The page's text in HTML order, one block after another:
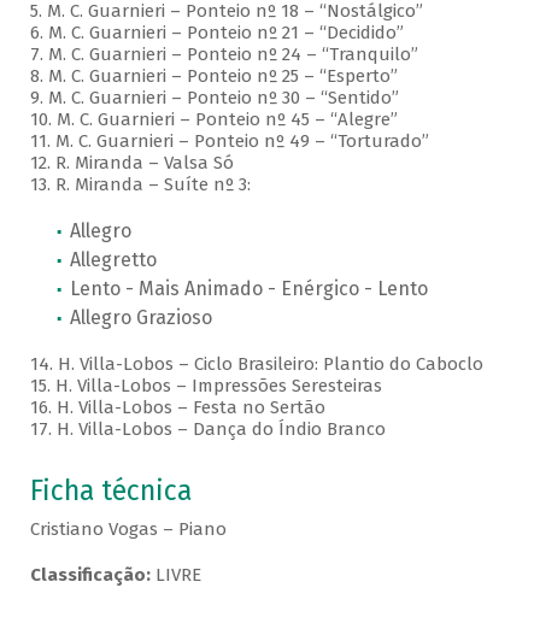
5. M. C. Guarnieri – Ponteio nº 18 – “Nostálgico”
6. M. C. Guarnieri – Ponteio nº 21 – “Decidido”
7. M. C. Guarnieri – Ponteio nº 24 – “Tranquilo”
8. M. C. Guarnieri – Ponteio nº 25 – “Esperto”
9. M. C. Guarnieri – Ponteio nº 30 – “Sentido”
10. M. C. Guarnieri – Ponteio nº 45 – “Alegre”
11. M. C. Guarnieri – Ponteio nº 49 – “Torturado”
12. R. Miranda – Valsa Só
13. R. Miranda – Suíte nº 3:
Allegro
Allegretto
Lento - Mais Animado - Enérgico - Lento
Allegro Grazioso
14. H. Villa-Lobos – Ciclo Brasileiro: Plantio do Caboclo
15. H. Villa-Lobos – Impressões Seresteiras
16. H. Villa-Lobos – Festa no Sertão
17. H. Villa-Lobos – Dança do Índio Branco
Ficha técnica
Cristiano Vogas – Piano
Classificação:LIVRE